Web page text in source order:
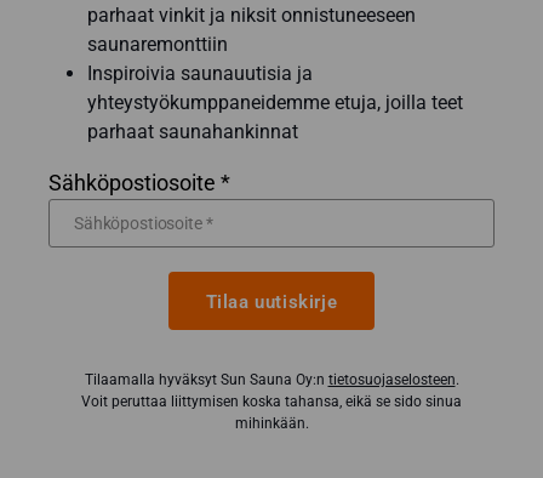
parhaat vinkit ja niksit onnistuneeseen
saunaremonttiin
Inspiroivia saunauutisia ja
yhteystyökumppaneidemme etuja, joilla teet
parhaat saunahankinnat
Sähköpostiosoite *
Tilaa uutiskirje
Tilaamalla hyväksyt Sun Sauna Oy:n tietosuojaselosteen.
Voit peruttaa liittymisen koska tahansa, eikä se sido sinua
mihinkään.